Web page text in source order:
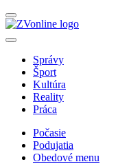
Správy
Šport
Kultúra
Reality
Práca
Počasie
Podujatia
Obedové menu